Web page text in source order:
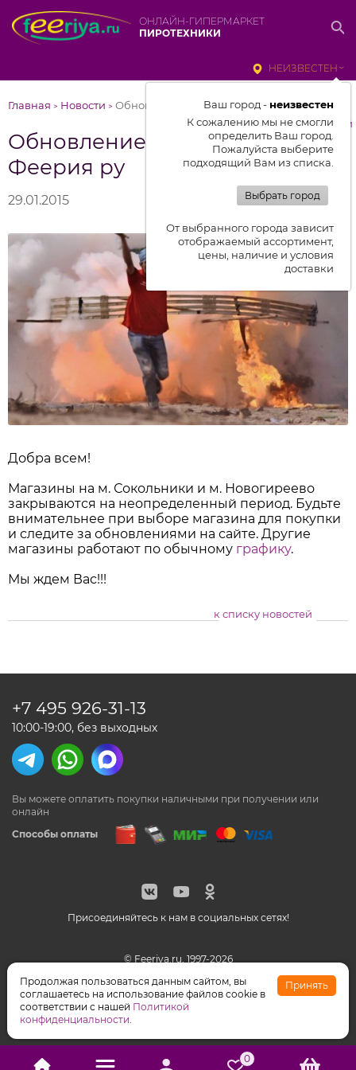
ОНЛАЙН-ГИПЕРМАРКЕТ
ПИРОТЕХНИКИ
НЕИЗВЕСТЕН
Ваш город - неизвестен
К сожалению мы не смогли
определить Ваш город.
Пожалуйста выберите
подходящий Вам из списка.
Выбрать город
От выбранного города зависит
отображаемый ассортимент,
цены, наличие и условия
доставки
Главная > Новости > Обновление магазинов Феерия ру
Обновление магазинов
Феерия ру
к списку новостей
29.01.2015
Добра всем!
Магазины на м. Сокольники и м. Новогиреево
закрываются на неопределенный период. Будьте
внимательнее при выборе магазина для покупки
и следите за обновлениями на сайте. Другие
магазины работают по обычному графику.
Мы ждем Вас!!!
к списку новостей
Присоединяйтесь к нам в социальных сетях!
© Feeriya.ru, 1997-2026
Способы оплаты
Вы можете оплатить покупки наличными при получении или
онлайн
+7 495 926-31-13
10:00-19:00, без выходных
WhatsApp принадлежат компании Meta, признанной
экстремистской организацией на территории РФ
Продолжая пользоваться данным сайтом, вы
соглашаетесь на использование файлов cookie в
соответствии с нашей Политикой
конфиденциальности.
Принять
0